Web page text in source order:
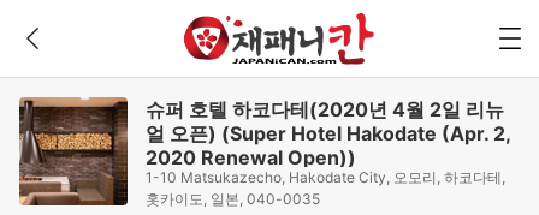
슈퍼 호텔 하코다테(2020년 4월 2일 리뉴
얼 오픈) (Super Hotel Hakodate (Apr. 2,
2020 Renewal Open))
1-10 Matsukazecho, Hakodate City, 오모리, 하코다테,
홋카이도, 일본, 040-0035